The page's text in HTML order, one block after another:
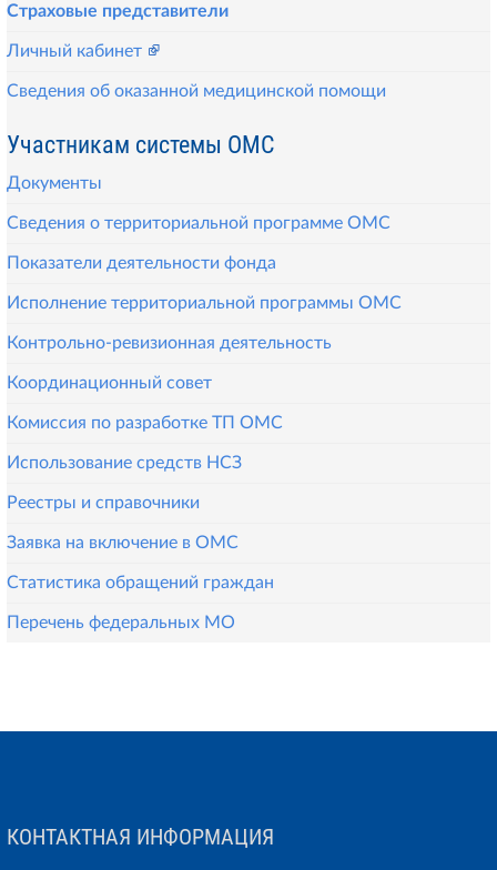
Страховые представители
Личный кабинет
Сведения об оказанной медицинской помощи
Участникам системы ОМС
Документы
Сведения о территориальной программе ОМС
Показатели деятельности фонда
Исполнение территориальной программы ОМС
Контрольно-ревизионная деятельность
Координационный совет
Комиссия по разработке ТП ОМС
Использование средств НСЗ
Реестры и справочники
Заявка на включение в ОМС
Статистика обращений граждан
Перечень федеральных МО
КОНТАКТНАЯ ИНФОРМАЦИЯ